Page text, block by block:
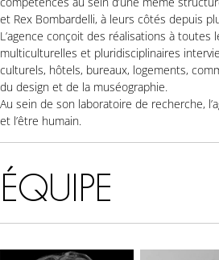
et Rex Bombardelli, à leurs côtés depuis
L’agence conçoit des réalisations à
multiculturelles et pluridisciplinaires
culturels, hôtels, bureaux, logements,
du design et de la muséographie.
Au sein de son laboratoire de recherche,
et l’être humain.
ÉQUIPE